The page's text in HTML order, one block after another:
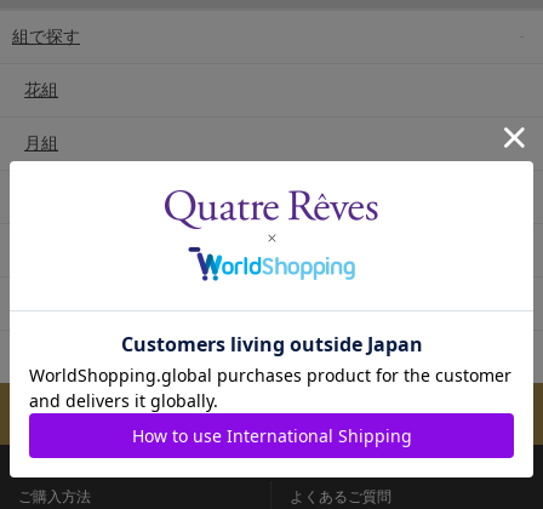
組で探す
花組
月組
メールマガジンのご案内
ご購入方法
よくあるご質問